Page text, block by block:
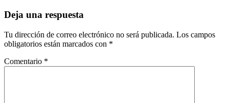
Deja una respuesta
Tu dirección de correo electrónico no será publicada. Los campos
obligatorios están marcados con *
Comentario *